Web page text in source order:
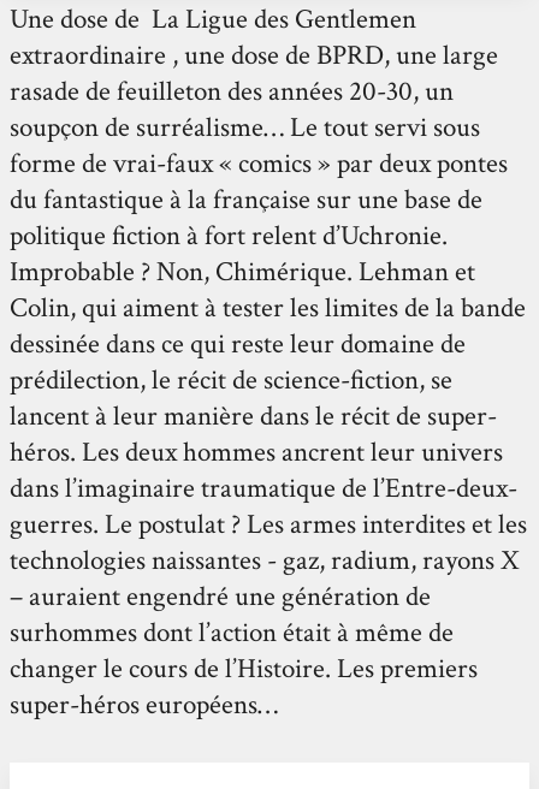
Une dose de La Ligue des Gentlemen
extraordinaire , une dose de BPRD, une large
rasade de feuilleton des années 20-30, un
soupçon de surréalisme… Le tout servi sous
forme de vrai-faux « comics » par deux pontes
du fantastique à la française sur une base de
politique fiction à fort relent d’Uchronie.
Improbable ? Non, Chimérique. Lehman et
Colin, qui aiment à tester les limites de la bande
dessinée dans ce qui reste leur domaine de
prédilection, le récit de science-fiction, se
lancent à leur manière dans le récit de super-
héros. Les deux hommes ancrent leur univers
dans l’imaginaire traumatique de l’Entre-deux-
guerres. Le postulat ? Les armes interdites et les
technologies naissantes - gaz, radium, rayons X
– auraient engendré une génération de
surhommes dont l’action était à même de
changer le cours de l’Histoire. Les premiers
super-héros européens…